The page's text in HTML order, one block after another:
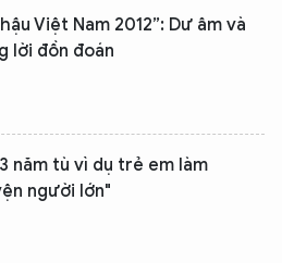
Việt Nam 2012”: Dư âm và
lời đồn đoán
năm tù vì dụ trẻ em làm
người lớn"
điều gì bạn cần biết về
Tôi sẵn sàng hỗ trợ!